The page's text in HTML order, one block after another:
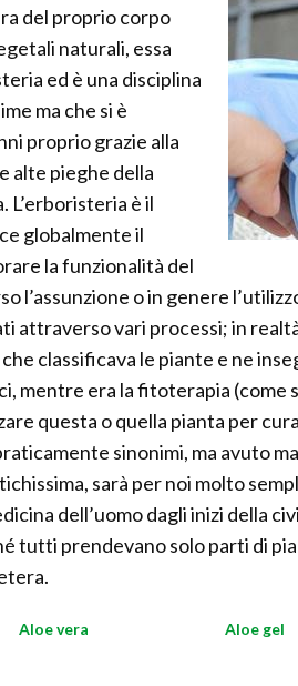
del proprio corpo
naturali, essa
ed è una disciplina
ma che si è
proprio grazie alla
alte pieghe della
L’erboristeria è il
globalmente il
la funzionalità del
l’assunzione o in genere
attraverso vari processi; in
classificava le piante e ne
mentre era la fitoterapia (come
questa o quella pianta per
sinonimi, ma avuto
sarà per noi molto
dell’uomo dagli inizi della
tutti prendevano solo parti di
Aloe vera Aloe gel